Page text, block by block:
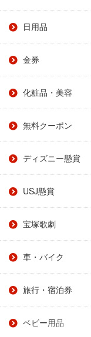
日用品
金券
化粧品・美容
無料クーポン
ディズニー懸賞
USJ懸賞
宝塚歌劇
車・バイク
旅行・宿泊券
ベビー用品